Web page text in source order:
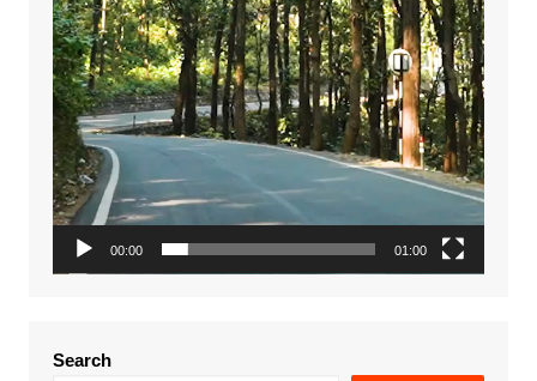
00:00 01:00
Search